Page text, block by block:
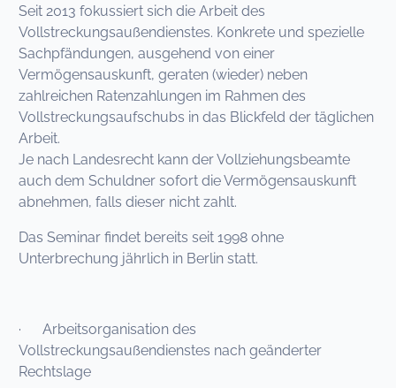
Seit 2013 fokussiert sich die Arbeit des
Vollstreckungsaußendienstes. Konkrete und spezielle
Sachpfändungen, ausgehend von einer
Vermögensauskunft, geraten (wieder) neben
zahlreichen Ratenzahlungen im Rahmen des
Vollstreckungsaufschubs in das Blickfeld der täglichen
Arbeit.
Je nach Landesrecht kann der Vollziehungsbeamte
auch dem Schuldner sofort die Vermögensauskunft
abnehmen, falls dieser nicht zahlt.
Das Seminar findet bereits seit 1998 ohne
Unterbrechung jährlich in Berlin statt.
· Arbeitsorganisation des
Vollstreckungsaußendienstes nach geänderter
Rechtslage